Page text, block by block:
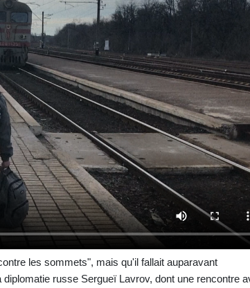
les sommets", mais qu'il fallait auparavant
russe Sergueï Lavrov, dont une rencontre